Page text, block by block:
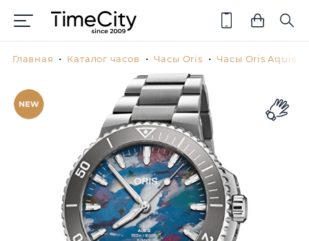
Главная Каталог часов Часы Oris Часы Oris Aquis